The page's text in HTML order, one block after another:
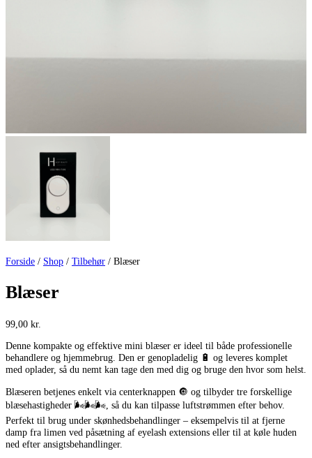
Forside / Shop / Tilbehør / Blæser
Blæser
99,00 kr.
Denne kompakte og effektive mini blæser er ideel til både professionelle
behandlere og hjemmebrug. Den er genopladelig 🔋 og leveres komplet
med oplader, så du nemt kan tage den med dig og bruge den hvor som helst.
Blæseren betjenes enkelt via centerknappen 🔘 og tilbyder tre forskellige
blæsehastigheder 🌬️🌬️🌬️, så du kan tilpasse luftstrømmen efter behov.
Perfekt til brug under skønhedsbehandlinger – eksempelvis til at fjerne
damp fra limen ved påsætning af eyelash extensions eller til at køle huden
ned efter ansigtsbehandlinger.